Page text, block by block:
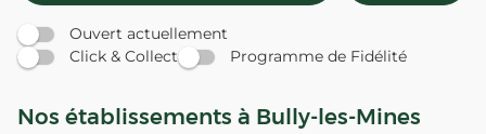
Ouvert actuellement
Click & Collect
Programme de Fidélité
Nos établissements à Bully-les-Mines